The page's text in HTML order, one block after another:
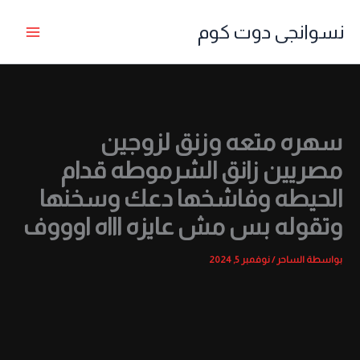
نسوانجى دوت كوم
سهره متعه وزنق لزوجين
مصريين زانق الشرموطه قدام
الحيطه وفاشخها دعك وسخنها
وتقوله بس مش عايزه اااه اوووف
بواسطة الساحر/نوفمبر 5, 2024